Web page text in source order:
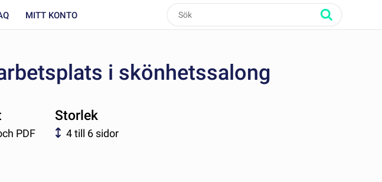
MITT KONTO
i skönhetssalong
PDF
Storlek
4 till 6 sidor